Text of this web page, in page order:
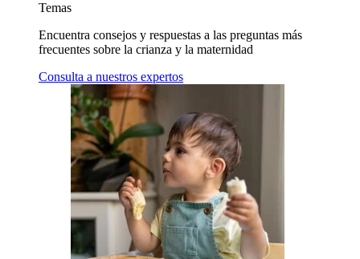
Temas
Encuentra consejos y respuestas a las preguntas más
frecuentes sobre la crianza y la maternidad
Consulta a nuestros expertos